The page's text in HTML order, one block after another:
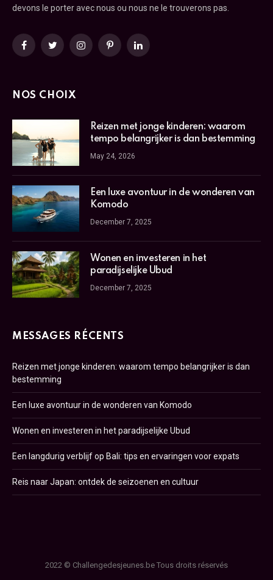
devons le porter avec nous ou nous ne le trouverons pas.
FacebookTwitterInstagramPinterestLinkedIn
NOS CHOIX
Reizen met jonge kinderen: waarom
tempo belangrijker is dan bestemming
May 24, 2026
Een luxe avontuur in de wonderen van
Komodo
December 7, 2025
Wonen en investeren in het
paradijselijke Ubud
December 7, 2025
MESSAGES RÉCENTS
Reizen met jonge kinderen: waarom tempo belangrijker is dan
bestemming
Een luxe avontuur in de wonderen van Komodo
Wonen en investeren in het paradijselijke Ubud
Een langdurig verblijf op Bali: tips en ervaringen voor expats
Reis naar Japan: ontdek de seizoenen en cultuur
2022 © Challengedesjeunes.be Tous droits réservés